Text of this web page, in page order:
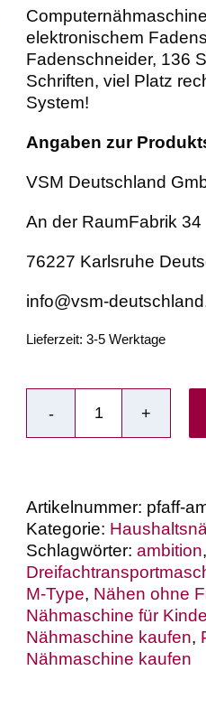
elektronischem
Fadenschneider, 136
Schriften, viel Platz
System!
Angaben zur
VSM Deutschland
An der RaumFabrik 34
76227 Karlsruhe
info@vsm-
Lieferzeit: 3-5 Werktage
Pfaff
ambition
Artikelnummer: pfaff-
Kategorie:
Schlagwörter: ambition,
M-Type, Nähen ohne
Nähmaschine für
Nähmaschine kaufen,
Nähmaschine kaufen